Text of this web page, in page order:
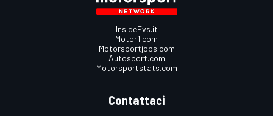
InsideEvs.it
Motor1.com
Motorsportjobs.com
Autosport.com
Motorsportstats.com
Contattaci